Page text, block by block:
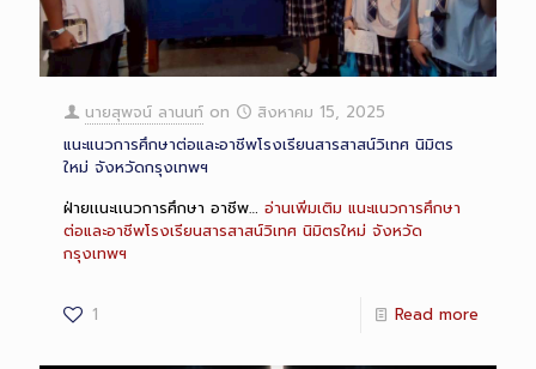
นายสุพจน์ ลานนท์ on
สิงหาคม 15, 2025
แนะแนวการศึกษาต่อและอาชีพโรงเรียนสารสาสน์วิเทศ นิมิตร
ใหม่ จังหวัดกรุงเทพฯ
ฝ่ายเเนะเเนวการศึกษา อาชีพ… อ่านเพิ่มเติม แนะแนวการศึกษา
ต่อและอาชีพโรงเรียนสารสาสน์วิเทศ นิมิตรใหม่ จังหวัด
กรุงเทพฯ
1 Read more